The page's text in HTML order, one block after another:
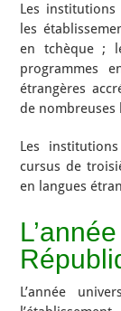
Les
les
en tchèque ;
programmes
étrangères
de nombreuses
Les
cursus de
en langues
L’année